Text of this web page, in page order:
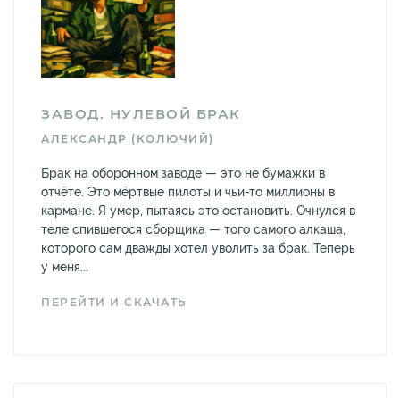
ЗАВОД. НУЛЕВОЙ БРАК
АЛЕКСАНДР (КОЛЮЧИЙ)
Брак на оборонном заводе — это не бумажки в
отчёте. Это мёртвые пилоты и чьи-то миллионы в
кармане. Я умер, пытаясь это остановить. Очнулся в
теле спившегося сборщика — того самого алкаша,
которого сам дважды хотел уволить за брак. Теперь
у меня...
ПЕРЕЙТИ И СКАЧАТЬ